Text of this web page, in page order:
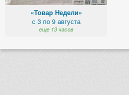
«Товар Недели»
с 3 по 9 августа
еще 13 часов